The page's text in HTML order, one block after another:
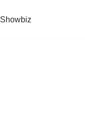
Showbiz